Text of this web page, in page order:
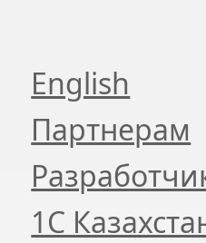
English
Партнерам
1С